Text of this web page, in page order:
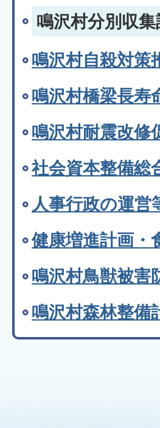
鳴沢村分別収
鳴沢村自殺対策
鳴沢村橋梁長寿
鳴沢村耐震改修
社会資本整備総
人事行政の運営
健康増進計画・
鳴沢村鳥獣被害
鳴沢村森林整備